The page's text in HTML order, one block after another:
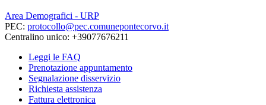
Area Demografici - URP
PEC: protocollo@pec.comunepontecorvo.it
Centralino unico: +39077676211
Leggi le FAQ
Prenotazione appuntamento
Segnalazione disservizio
Richiesta assistenza
Fattura elettronica